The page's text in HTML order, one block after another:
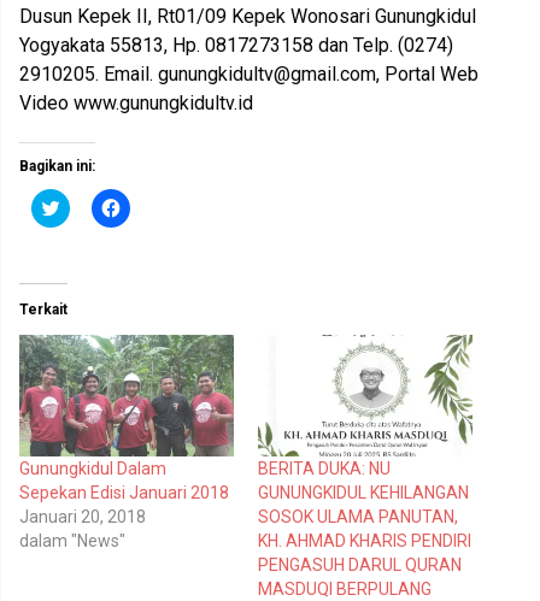
Dusun Kepek II, Rt01/09 Kepek Wonosari Gunungkidul
Yogyakata 55813, Hp. 0817273158 dan Telp. (0274)
2910205. Email. gunungkidultv@gmail.com, Portal Web
Video www.gunungkidultv.id
Bagikan ini:
K
l
n
t
u
k
b
e
r
b
a
g
i
p
a
d
a
T
w
i
K
l
k
m
e
m
b
a
g
k
a
n
d
i
F
Terkait
Gunungkidul Dalam
Sepekan Edisi Januari 2018
Januari 20, 2018
dalam "News"
BERITA DUKA: NU
GUNUNGKIDUL KEHILANGAN
SOSOK ULAMA PANUTAN,
KH. AHMAD KHARIS PENDIRI
PENGASUH DARUL QURAN
MASDUQI BERPULANG